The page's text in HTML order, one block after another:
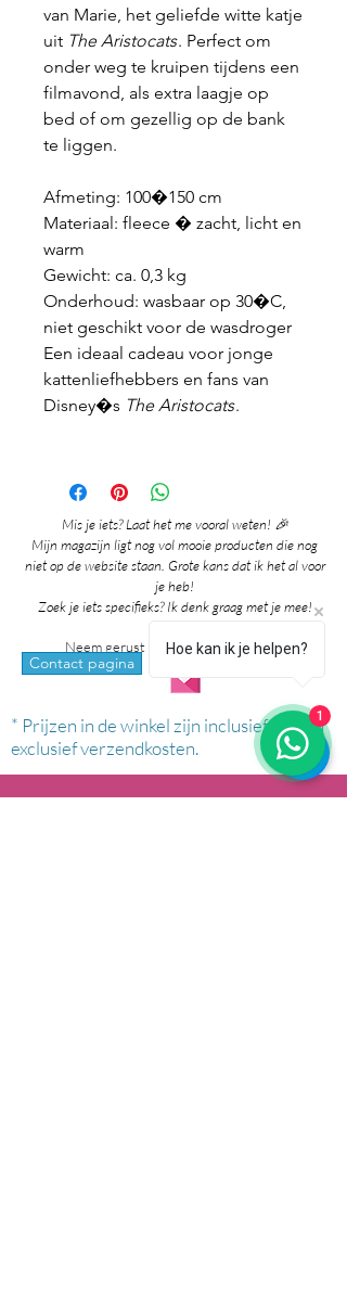
van Marie, het geliefde witte katje
uit The Aristocats. Perfect om
onder weg te kruipen tijdens een
filmavond, als extra laagje op
bed of om gezellig op de bank
te liggen.
Afmeting: 100�150 cm
Materiaal: fleece � zacht, licht en
warm
Gewicht: ca. 0,3 kg
Onderhoud: wasbaar op 30�C,
niet geschikt voor de wasdroger
Een ideaal cadeau voor jonge
kattenliefhebbers en fans van
Disney�s The Aristocats.
Mis je iets? Laat het me vooral weten! 🎉
Mijn magazijn ligt nog vol mooie producten die nog
niet op de website staan. Grote kans dat ik het al voor
je heb!
Zoek je iets specifieks? Ik denk graag met je mee!
Neem gerust contact met me op via:
Contact pagina whatsapp
* Prijzen in de winkel zijn inclusief btw en
exclusief verzendkosten.
Hoe kan ik je helpen?
1